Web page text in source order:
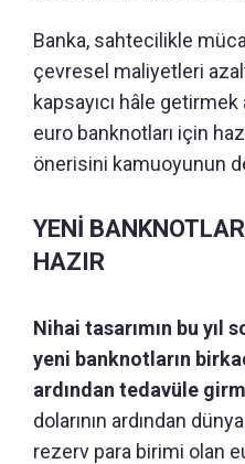
Banka, sahtecilikle
çevresel maliyetleri
kapsayıcı hâle
euro banknotları için
önerisini kamuoyunun
YENİ
HAZIR
Nihai tasarımın bu yıl
yeni banknotların
ardından tedavüle
dolarının ardından
rezerv para birimi olan